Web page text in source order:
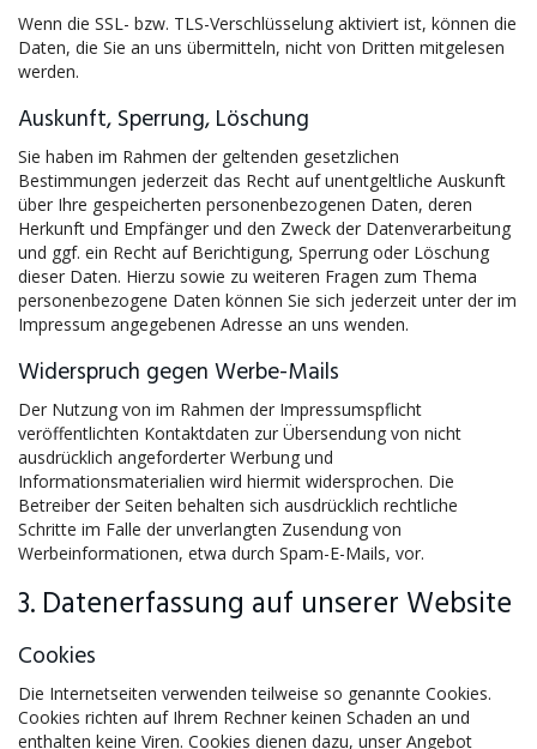
Wenn die SSL- bzw. TLS-Verschlüsselung aktiviert ist, können die
Daten, die Sie an uns übermitteln, nicht von Dritten mitgelesen
werden.
Auskunft, Sperrung, Löschung
Sie haben im Rahmen der geltenden gesetzlichen
Bestimmungen jederzeit das Recht auf unentgeltliche Auskunft
über Ihre gespeicherten personenbezogenen Daten, deren
Herkunft und Empfänger und den Zweck der Datenverarbeitung
und ggf. ein Recht auf Berichtigung, Sperrung oder Löschung
dieser Daten. Hierzu sowie zu weiteren Fragen zum Thema
personenbezogene Daten können Sie sich jederzeit unter der im
Impressum angegebenen Adresse an uns wenden.
Widerspruch gegen Werbe-Mails
Der Nutzung von im Rahmen der Impressumspflicht
veröffentlichten Kontaktdaten zur Übersendung von nicht
ausdrücklich angeforderter Werbung und
Informationsmaterialien wird hiermit widersprochen. Die
Betreiber der Seiten behalten sich ausdrücklich rechtliche
Schritte im Falle der unverlangten Zusendung von
Werbeinformationen, etwa durch Spam-E-Mails, vor.
3. Datenerfassung auf unserer Website
Cookies
Die Internetseiten verwenden teilweise so genannte Cookies.
Cookies richten auf Ihrem Rechner keinen Schaden an und
enthalten keine Viren. Cookies dienen dazu, unser Angebot